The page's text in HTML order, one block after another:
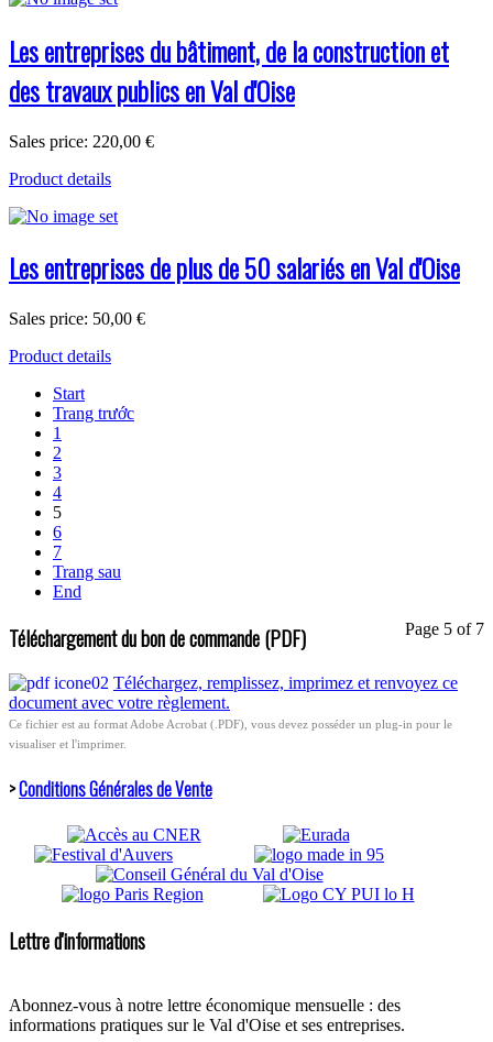
Les entreprises du bâtiment, de la construction et
des travaux publics en Val d'Oise
Sales price: 220,00 €
Product details
Les entreprises de plus de 50 salariés en Val d'Oise
Sales price: 50,00 €
Product details
Start
Trang trước
1
2
3
4
5
6
7
Trang sau
End
Page 5 of 7
Téléchargement du bon de commande (PDF)
Téléchargez, remplissez, imprimez et renvoyez ce
document avec votre règlement.
Ce fichier est au format Adobe Acrobat (.PDF), vous devez posséder un plug-in pour le
visualiser et l'imprimer.
>Conditions Générales de Vente
Lettre d'informations
Abonnez-vous à notre lettre économique mensuelle : des
informations pratiques sur le Val d'Oise et ses entreprises.